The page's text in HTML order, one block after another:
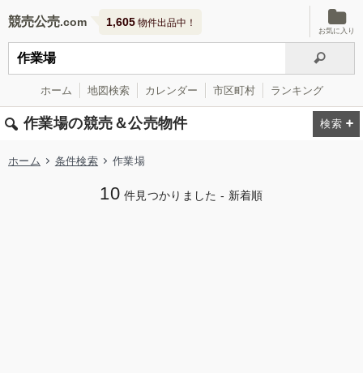
競売公売 1,605 物件出品中！
お気に入り
ホーム 地図検索 カレンダー 市区町村 ランキング
作業場の競売＆公売物件
ホーム 条件検索 作業場
10 件見つかりました - 新着順